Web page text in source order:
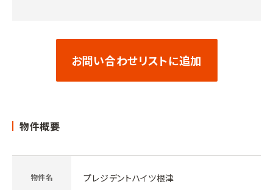
お問い合わせリストに追加
物件概要
物件名 プレジデントハイツ根津